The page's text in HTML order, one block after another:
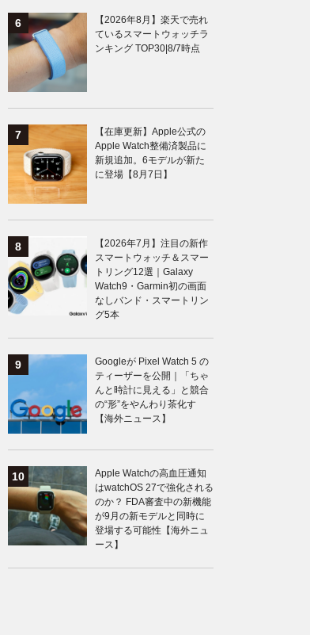
【2026年8月】楽天で売れ
ているスマートウォッチラ
ンキング TOP30|8/7時点
【在庫更新】Apple公式の
Apple Watch整備済製品に
新規追加。6モデルが新た
に登場【8月7日】
【2026年7月】注目の新作
スマートウォッチ＆スマー
トリング12選｜Galaxy
Watch9・Garmin初の画面
なしバンド・スマートリン
グ5本
Googleが Pixel Watch 5 の
ティーザーを公開｜「ちゃ
んと時計に見える」と競合
の“形”をやんわり茶化す
【海外ニュース】
Apple Watchの高血圧通知
はwatchOS 27で強化される
のか？ FDA審査中の新機能
が9月の新モデルと同時に
登場する可能性【海外ニュ
ース】